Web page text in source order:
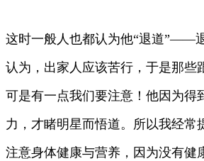
这时一般人也都认为他“退道”——
认为，出家人应该苦行，于是那些
可是有一点我们要注意！他因为得
力，才睹明星而悟道。所以我经常
注意身体健康与营养，因为没有健